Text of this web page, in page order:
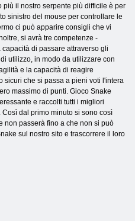
il nostro serpente più difficile è per
sinistro del mouse per controllare le
ci può apparire consigli che vi
si avrà tre competenze -
di passare attraverso gli
utilizzo, in modo da utilizzare con
e la capacità di reagire
sicuri che si passa a pieni voti l'intera
massimo di punti. Gioco Snake
e raccolti tutti i migliori
dal primo minuto si sono così
non passerà fino a che non si può
sul nostro sito e trascorrere il loro